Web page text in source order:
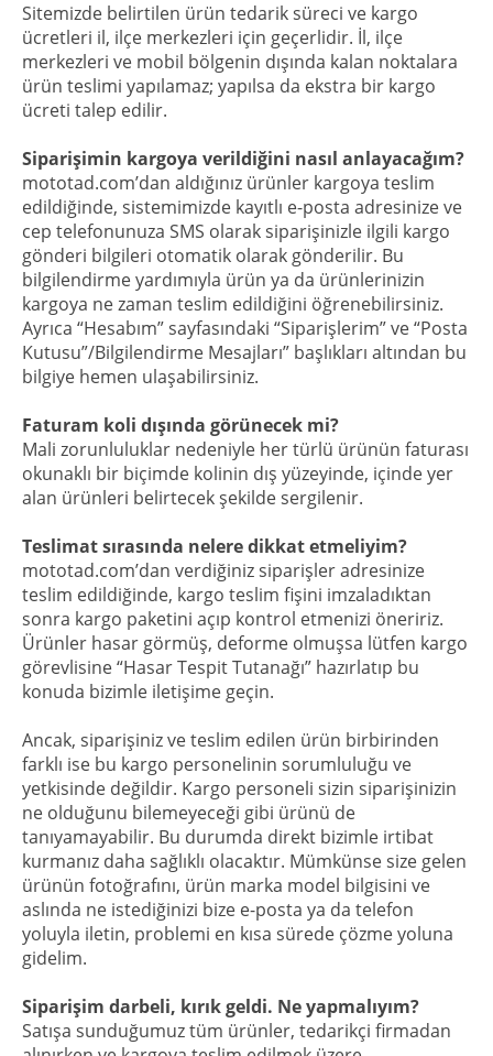
Sitemizde belirtilen ürün tedarik süreci ve kargo
ücretleri il, ilçe merkezleri için geçerlidir. İl, ilçe
merkezleri ve mobil bölgenin dışında kalan noktalara
ürün teslimi yapılamaz; yapılsa da ekstra bir kargo
ücreti talep edilir.
Siparişimin kargoya verildiğini nasıl anlayacağım?
mototad.com’dan aldığınız ürünler kargoya teslim
edildiğinde, sistemimizde kayıtlı e-posta adresinize ve
cep telefonunuza SMS olarak siparişinizle ilgili kargo
gönderi bilgileri otomatik olarak gönderilir. Bu
bilgilendirme yardımıyla ürün ya da ürünlerinizin
kargoya ne zaman teslim edildiğini öğrenebilirsiniz.
Ayrıca “Hesabım” sayfasındaki “Siparişlerim” ve “Posta
Kutusu”/Bilgilendirme Mesajları” başlıkları altından bu
bilgiye hemen ulaşabilirsiniz.
Faturam koli dışında görünecek mi?
Mali zorunluluklar nedeniyle her türlü ürünün faturası
okunaklı bir biçimde kolinin dış yüzeyinde, içinde yer
alan ürünleri belirtecek şekilde sergilenir.
Teslimat sırasında nelere dikkat etmeliyim?
mototad.com’dan verdiğiniz siparişler adresinize
teslim edildiğinde, kargo teslim fişini imzaladıktan
sonra kargo paketini açıp kontrol etmenizi öneririz.
Ürünler hasar görmüş, deforme olmuşsa lütfen kargo
görevlisine “Hasar Tespit Tutanağı” hazırlatıp bu
konuda bizimle iletişime geçin.
Ancak, siparişiniz ve teslim edilen ürün birbirinden
farklı ise bu kargo personelinin sorumluluğu ve
yetkisinde değildir. Kargo personeli sizin siparişinizin
ne olduğunu bilemeyeceği gibi ürünü de
tanıyamayabilir. Bu durumda direkt bizimle irtibat
kurmanız daha sağlıklı olacaktır. Mümkünse size gelen
ürünün fotoğrafını, ürün marka model bilgisini ve
aslında ne istediğinizi bize e-posta ya da telefon
yoluyla iletin, problemi en kısa sürede çözme yoluna
gidelim.
Siparişim darbeli, kırık geldi. Ne yapmalıyım?
Satışa sunduğumuz tüm ürünler, tedarikçi firmadan